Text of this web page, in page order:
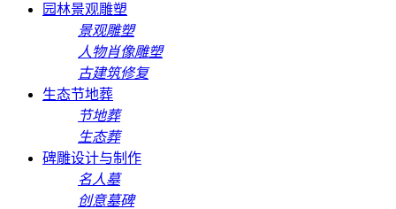
园林景观雕塑
景观雕塑
人物肖像雕塑
古建筑修复
生态节地葬
节地葬
生态葬
碑雕设计与制作
名人墓
创意墓碑